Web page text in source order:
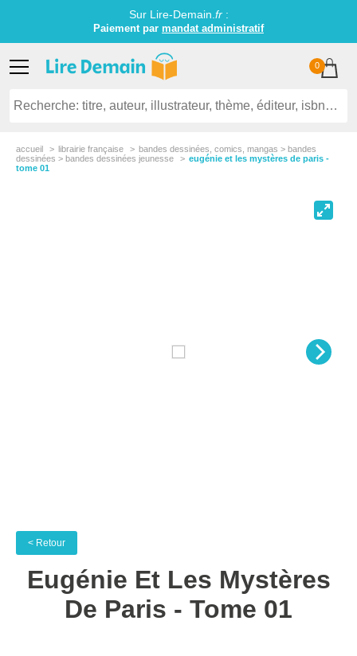
Sur Lire-Demain. fr:
Paiement par mandat administratif
0
accueil librairie française
bandes dessinées, comics, mangas > bandes
dessinées > bandes dessinées jeunesse
eugénie et les mystères de paris -
tome 01
< Retour
Eugénie Et Les Mystères
De Paris - Tome 01